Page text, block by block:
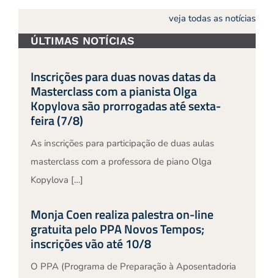
veja todas as notícias
ÚLTIMAS NOTÍCIAS
Inscrições para duas novas datas da
Masterclass com a pianista Olga
Kopylova são prorrogadas até sexta-
feira (7/8)
As inscrições para participação de duas aulas
masterclass com a professora de piano Olga
Kopylova […]
Monja Coen realiza palestra on-line
gratuita pelo PPA Novos Tempos;
inscrições vão até 10/8
O PPA (Programa de Preparação à Aposentadoria